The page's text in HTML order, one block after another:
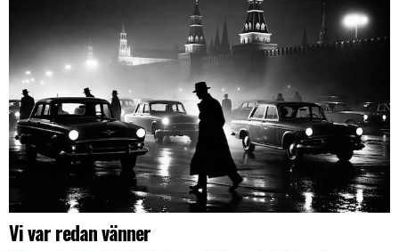
Vi var redan vänner